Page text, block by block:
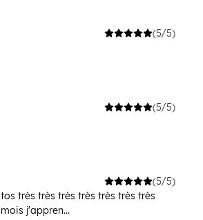
(5/5)
(5/5)
(5/5)
très très très très très très très
j'appren...